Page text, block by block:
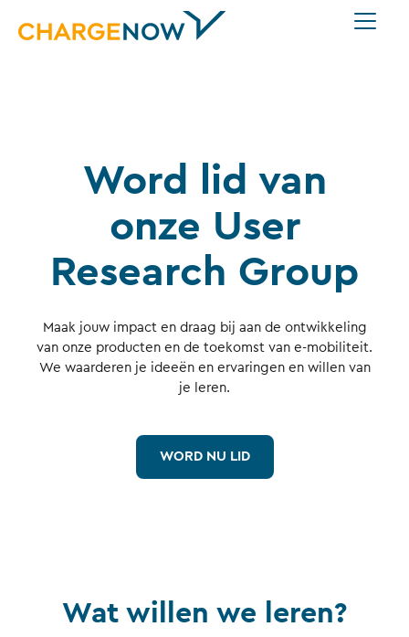
Word lid van
onze User
Research Group
Maak jouw impact en draag bij aan de ontwikkeling
van onze producten en de toekomst van e-mobiliteit.
We waarderen je ideeën en ervaringen en willen van
je leren.
WORD NU LID
Wat willen we leren?